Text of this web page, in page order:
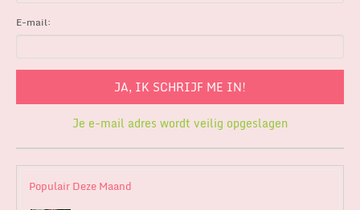
E-mail:
Je e-mail adres wordt veilig opgeslagen
Populair Deze Maand